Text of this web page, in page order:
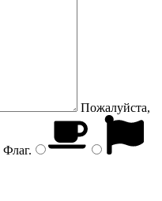
Пожалуйста,
Флаг.